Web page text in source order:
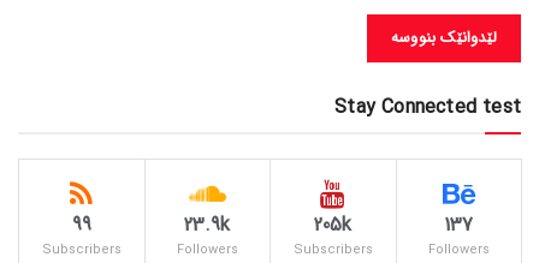
Stay Connected test
137
Followers
205k
Subscribers
23.9k
Followers
99
Subscribers